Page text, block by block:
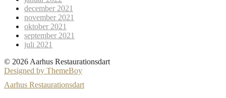
december 2021
november 2021
oktober 2021
september 2021
juli 2021
© 2026 Aarhus Restaurationsdart
Designed by ThemeBoy
Aarhus Restaurationsdart